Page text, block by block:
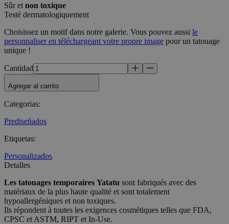
Sûr et non toxique
Testé dermatologiquement
Choisissez un motif dans notre galerie. Vous pouvez aussi le
personnaliser en téléchargeant votre propre image pour un tatouage
unique !
Cantidad
Agregar al carrito
Categorias:
Prediseñados
Etiquetas:
Personalizados
Detalles
Les tatouages temporaires Yatatu sont fabriqués avec des
matériaux de la plus haute qualité et sont totalement
hypoallergéniques et non toxiques.
Ils répondent à toutes les exigences cosmétiques telles que FDA,
CPSC et ASTM, RIPT et In-Use.